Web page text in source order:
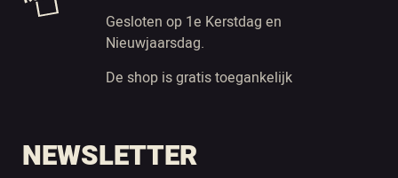
Gesloten op 1e Kerstdag en
Nieuwjaarsdag.
De shop is gratis toegankelijk
NEWSLETTER